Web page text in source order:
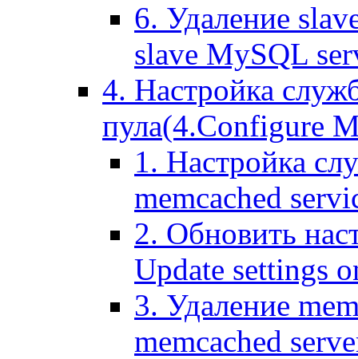
6. Удаление
slave MySQL
4. Настройка
пула(4.Configure
1. Настройка
memcached
2. Обновить
Update settings
3. Удаление
memcached